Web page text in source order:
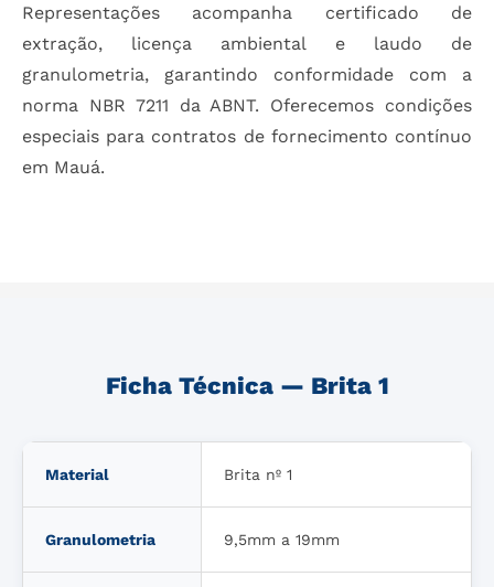
Representações acompanha certificado de
extração, licença ambiental e laudo de
granulometria, garantindo conformidade com a
norma NBR 7211 da ABNT. Oferecemos condições
especiais para contratos de fornecimento contínuo
em Mauá.
Ficha Técnica — Brita 1
Material Brita nº 1
Granulometria 9,5mm a 19mm